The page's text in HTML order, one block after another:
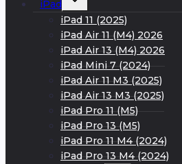
iPad
меню
iPad 11 (2025)
iPad Air 11 (M4) 2026
iPad Air 13 (M4) 2026
iPad Mini 7 (2024)
iPad Air 11 M3 (2025)
iPad Air 13 M3 (2025)
iPad Pro 11 (M5)
iPad Pro 13 (M5)
iPad Pro 11 M4 (2024)
iPad Pro 13 M4 (2024)